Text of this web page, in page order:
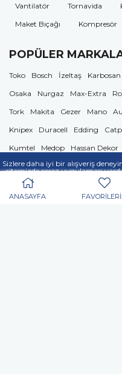
ANASAYFA
Vantilatör
Tornavida
Maket Bıçağı
Kompresör
POPÜLER
Toko Bosch İzeltaş Karbosan
Osaka
Nurgaz Max-Extra
Tork
Makita Gezer Mano
Knipex
Duracell Edding
Kumtel
Medop Hassan Dekor
Lüdecke
Stanley Despa
Weller
Sizlere daha iyi bir alışveriş
sitemizde çerez uygulaması
verileriniz
KVKK & GİZLİLİK
açıklamamızda belirtilen
mevzuatına uygun olarak